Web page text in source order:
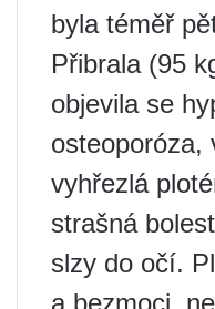
byla téměř
Přibrala (95
objevila se
osteoporóza,
vyhřezlá
strašná
slzy do očí.
a bezmoci,